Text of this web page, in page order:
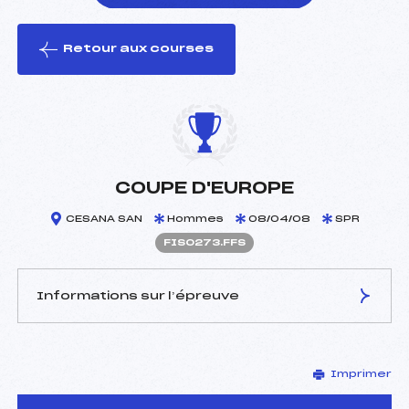
le ski
Retour aux courses
COUPE D'EUROPE
CESANA SAN Hommes 08/04/08 SPR
FIS0273.FFS
Informations sur l’épreuve
–
D.T Adjoint :
–
Imprimer